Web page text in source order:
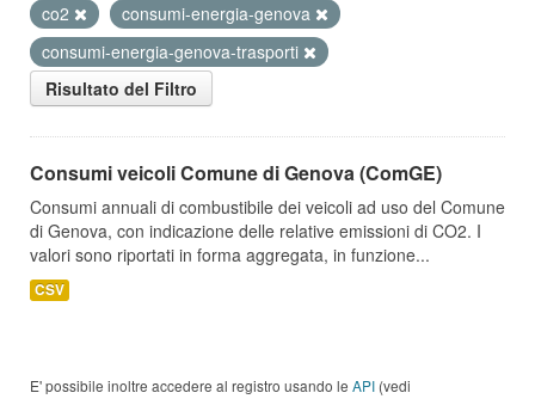
co2
consumi-energia-genova
consumi-energia-genova-trasporti
Risultato del Filtro
Consumi veicoli Comune di Genova (ComGE)
Consumi annuali di combustibile dei veicoli ad uso del Comune
di Genova, con indicazione delle relative emissioni di CO2. I
valori sono riportati in forma aggregata, in funzione...
CSV
E' possibile inoltre accedere al registro usando le API (vedi